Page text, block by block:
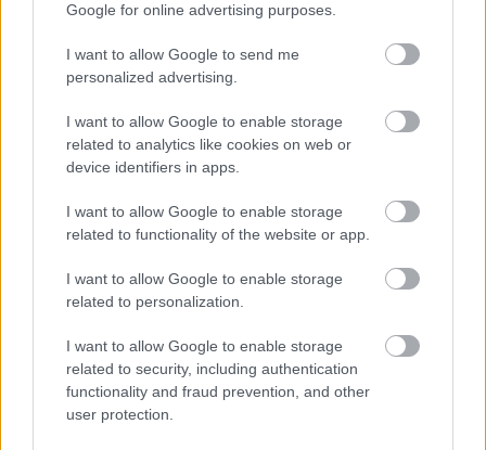
Google for online advertising purposes.
I want to allow Google to send me
personalized advertising.
I want to allow Google to enable storage
related to analytics like cookies on web or
device identifiers in apps.
I want to allow Google to enable storage
related to functionality of the website or app.
I want to allow Google to enable storage
related to personalization.
I want to allow Google to enable storage
related to security, including authentication
functionality and fraud prevention, and other
user protection.
“Mēs turpināmies!” Kaspars
Zemītis ar lepnumu atrāda
savu jauno statusu